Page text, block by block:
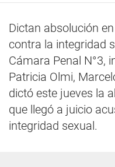
Dictan absolución
contra la integridad
Cámara Penal N°3,
Patricia Olmi,
dictó este jueves la
que llegó a juicio
integridad sexual.